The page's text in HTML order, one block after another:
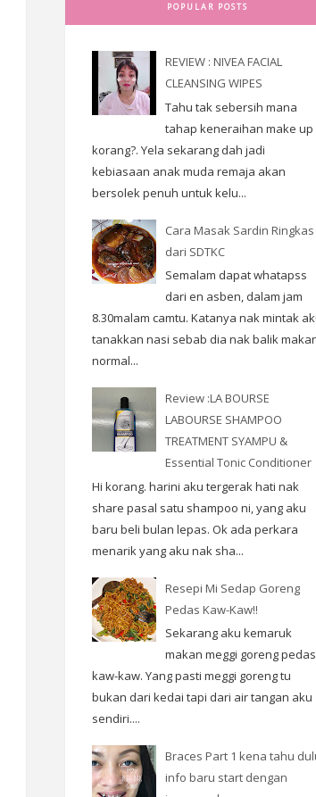
POPULAR POSTS
REVIEW : NIVEA FACIAL
CLEANSING WIPES
Tahu tak sebersih mana
tahap keneraihan make up
korang?. Yela sekarang dah jadi
kebiasaan anak muda remaja akan
bersolek penuh untuk kelu...
Cara Masak Sardin Ringkas
dari SDTKC
Semalam dapat whatapss
dari en asben, dalam jam
8.30malam camtu. Katanya nak mintak
tanakkan nasi sebab dia nak balik
normal...
Review :LA BOURSE
LABOURSE SHAMPOO
TREATMENT SYAMPU &
Essential Tonic Conditioner
Hi korang. harini aku tergerak hati nak
share pasal satu shampoo ni, yang aku
baru beli bulan lepas. Ok ada perkara
menarik yang aku nak sha...
Resepi Mi Sedap Goreng
Pedas Kaw-Kaw!!
Sekarang aku kemaruk
makan meggi goreng pedas
kaw-kaw. Yang pasti meggi goreng tu
bukan dari kedai tapi dari air tangan aku
sendiri....
Braces Part 1 kena tahu
info baru start dengan